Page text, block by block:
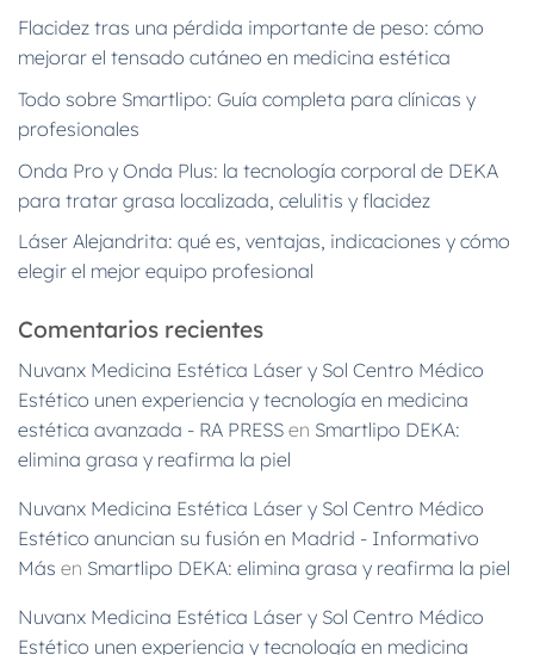
Flacidez tras una pérdida importante de peso: cómo
mejorar el tensado cutáneo en medicina estética
Todo sobre Smartlipo: Guía completa para clínicas y
profesionales
Onda Pro y Onda Plus: la tecnología corporal de DEKA
para tratar grasa localizada, celulitis y flacidez
Láser Alejandrita: qué es, ventajas, indicaciones y cómo
elegir el mejor equipo profesional
Comentarios recientes
Nuvanx Medicina Estética Láser y Sol Centro Médico
Estético unen experiencia y tecnología en medicina
estética avanzada - RA PRESS en Smartlipo DEKA:
elimina grasa y reafirma la piel
Nuvanx Medicina Estética Láser y Sol Centro Médico
Estético anuncian su fusión en Madrid - Informativo
Más en Smartlipo DEKA: elimina grasa y reafirma la piel
Nuvanx Medicina Estética Láser y Sol Centro Médico
Estético unen experiencia y tecnología en medicina